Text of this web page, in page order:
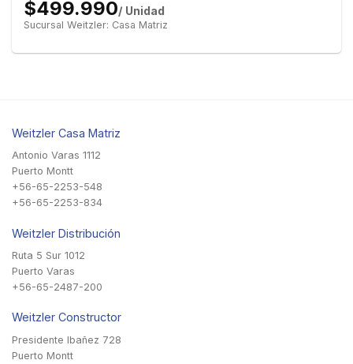
$499.990/ Unidad
Sucursal Weitzler: Casa Matriz
Weitzler Casa Matriz
Antonio Varas 1112
Puerto Montt
+56-65-2253-548
+56-65-2253-834
Weitzler Distribución
Ruta 5 Sur 1012
Puerto Varas
+56-65-2487-200
Weitzler Constructor
Presidente Ibañez 728
Puerto Montt